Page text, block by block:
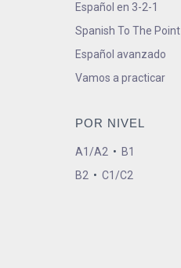
Español en 3-2-1
Spanish To The Point
Español avanzado
Vamos a practicar
POR NIVEL
A1/A2 • B1
B2 • C1/C2